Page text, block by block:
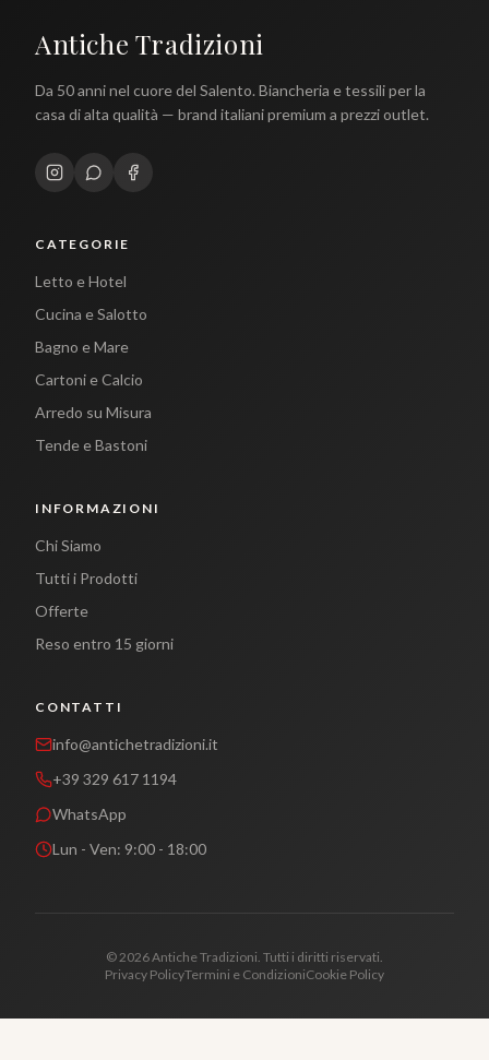
Antiche Tradizioni
Da 50 anni nel cuore del Salento. Biancheria e tessili per la
casa di alta qualità — brand italiani premium a prezzi outlet.
CATEGORIE
Letto e Hotel
Cucina e Salotto
Bagno e Mare
Cartoni e Calcio
Arredo su Misura
Tende e Bastoni
INFORMAZIONI
Chi Siamo
Tutti i Prodotti
Offerte
Reso entro 15 giorni
CONTATTI
info@antichetradizioni.it
+39 329 617 1194
WhatsApp
Lun - Ven: 9:00 - 18:00
©2026Antiche Tradizioni. Tutti i diritti riservati.
Privacy PolicyTermini e CondizioniCookie Policy